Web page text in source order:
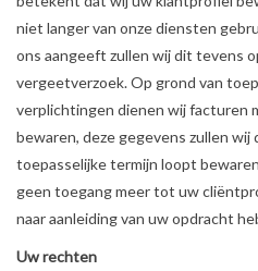
niet langer van onze diensten
ons aangeeft zullen wij dit tevens
vergeetverzoek. Op grond van
verplichtingen dienen wij facturen
bewaren, deze gegevens zullen wij
toepasselijke termijn loopt
geen toegang meer tot uw
naar aanleiding van uw opdracht
Uw rechten